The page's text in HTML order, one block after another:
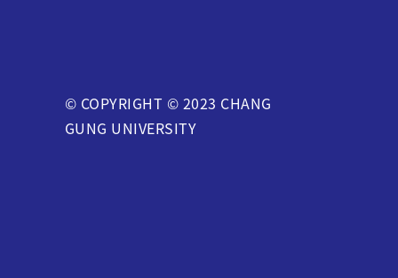
© COPYRIGHT © 2023 CHANG
GUNG UNIVERSITY